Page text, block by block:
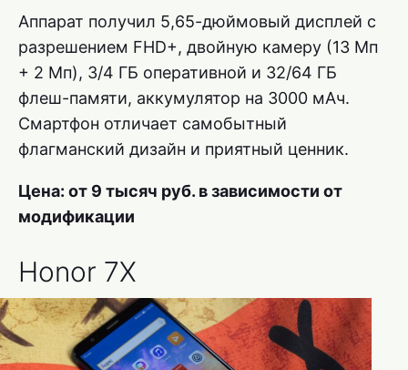
Аппарат получил 5,65-дюймовый дисплей с
разрешением FHD+, двойную камеру (13 Мп
+ 2 Мп), 3/4 ГБ оперативной и 32/64 ГБ
флеш-памяти, аккумулятор на 3000 мАч.
Смартфон отличает самобытный
флагманский дизайн и приятный ценник.
Цена: от 9 тысяч руб. в зависимости от
модификации
Honor 7X